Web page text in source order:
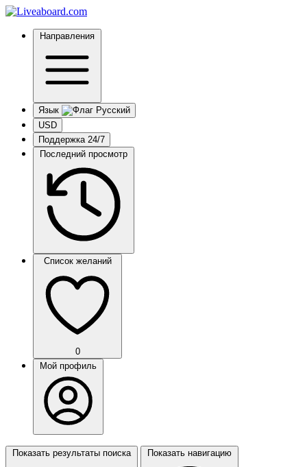
Направления
Язык
USD
Поддержка 24/7
Последний просмотр
Список желаний
0
Мой профиль
Показать результаты поиска Показать навигацию